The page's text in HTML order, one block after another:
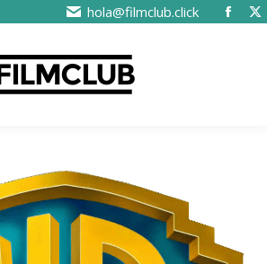
hola@filmclub.click